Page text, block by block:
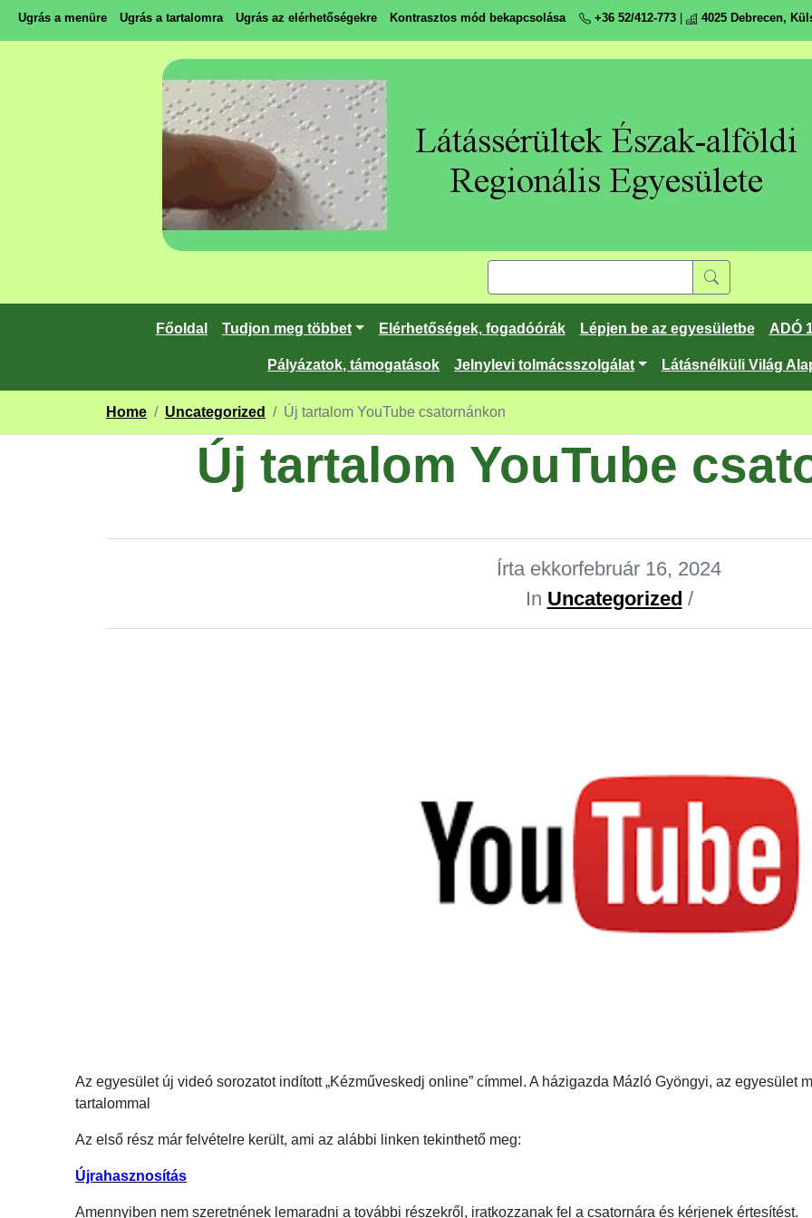
Ugrás a menüre Ugrás a tartalomra Ugrás az elérhetőségekre Kontrasztos mód bekapcsolása +36 52/412-773 4025 Debrecen,
Főoldal Tudjon meg többet Elérhetőségek, fogadóórák Lépjen be az egyesületbe ADÓ
Pályázatok, támogatások Jelnylevi tolmácsszolgálat Látásnélküli Világ
Home / Uncategorized / Új tartalom YouTube csatornánkon
Új tartalom YouTube
Írta ekkorfebruár 16, 2024
In Uncategorized /
Az egyesület új videó sorozatot indított „Kézműveskedj online” címmel. A házigazda Mázló Gyöngyi, az egyesület
tartalommal
Az első rész már felvételre került, ami az alábbi linken tekinthető meg:
Újrahasznosítás
Amennyiben nem szeretnének lemaradni a további részekről, iratkozzanak fel a csatornára és kérjenek értesítést.